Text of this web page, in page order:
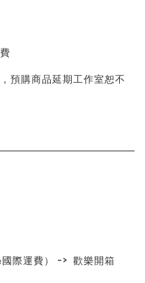
預購商品延期工作室恕不
際運費） ->  歡樂開箱